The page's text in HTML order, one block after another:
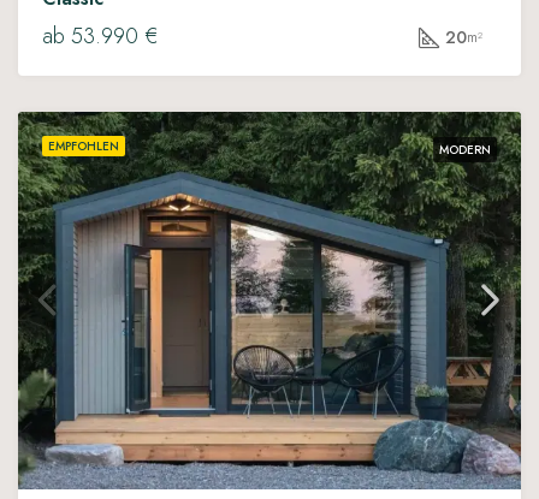
ab 53.990 € 20m²
EMPFOHLEN MODERN